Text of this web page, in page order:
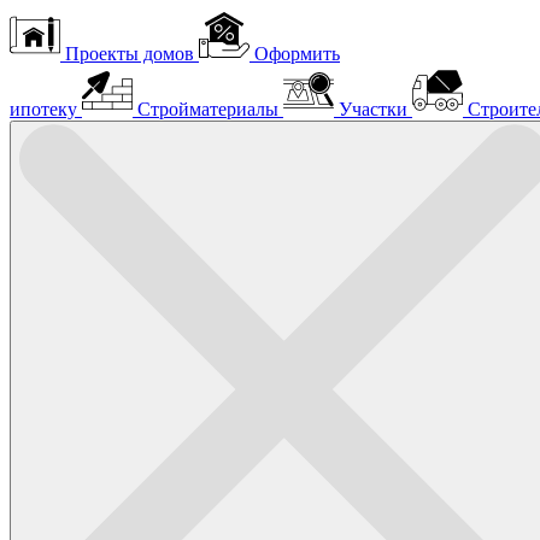
Проекты домов Оформить
ипотеку Стройматериалы Участки